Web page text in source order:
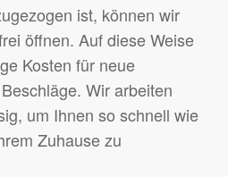
ist, können wir
öffnen. Auf diese Weise
Kosten für neue
Wir arbeiten
um Ihnen so schnell wie
Zuhause zu